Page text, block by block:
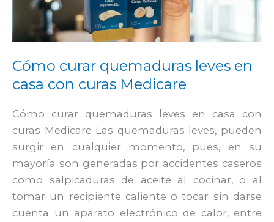
Cómo curar quemaduras leves en
casa con curas Medicare
Cómo curar quemaduras leves en casa con
curas Medicare Las quemaduras leves, pueden
surgir en cualquier momento, pues, en su
mayoría son generadas por accidentes caseros
como salpicaduras de aceite al cocinar, o al
tomar un recipiente caliente o tocar sin darse
cuenta un aparato electrónico de calor, entre
leves
casa
curas
Medicare